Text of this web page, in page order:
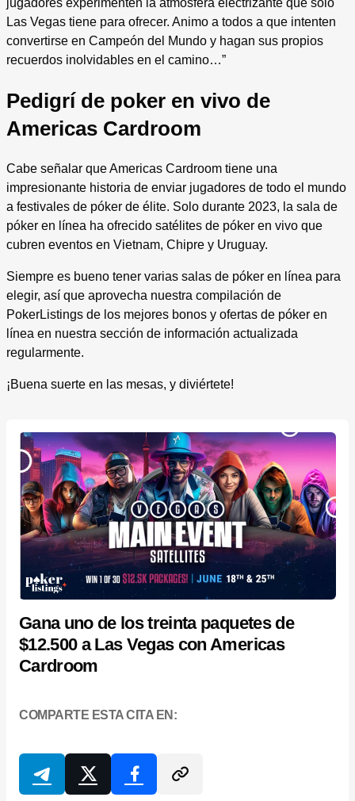
jugadores experimenten la atmósfera electrizante que solo
Las Vegas tiene para ofrecer. Animo a todos a que intenten
convertirse en Campeón del Mundo y hagan sus propios
recuerdos inolvidables en el camino…”
Pedigrí de poker en vivo de
Americas Cardroom
Cabe señalar que Americas Cardroom tiene una
impresionante historia de enviar jugadores de todo el mundo
a festivales de póker de élite. Solo durante 2023, la sala de
póker en línea ha ofrecido satélites de póker en vivo que
cubren eventos en Vietnam, Chipre y Uruguay.
Siempre es bueno tener varias salas de póker en línea para
elegir, así que aprovecha nuestra compilación de
PokerListings de los mejores bonos y ofertas de póker en
línea en nuestra sección de información actualizada
regularmente.
¡Buena suerte en las mesas, y diviértete!
Gana uno de los treinta paquetes de
$12.500 a Las Vegas con Americas
Cardroom
COMPARTE ESTA CITA EN: